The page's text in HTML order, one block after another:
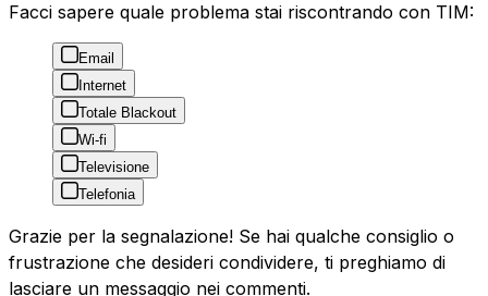
Facci sapere quale problema stai riscontrando con TIM:
Email
Internet
Totale Blackout
Wi-fi
Televisione
Telefonia
Grazie per la segnalazione! Se hai qualche consiglio o
frustrazione che desideri condividere, ti preghiamo di
lasciare un messaggio nei commenti.